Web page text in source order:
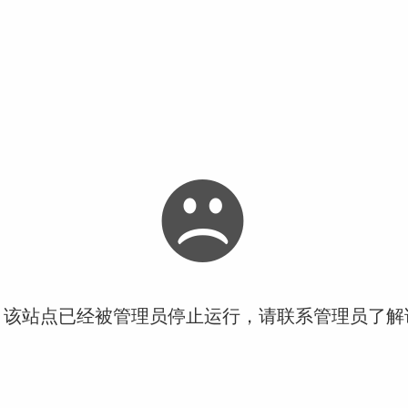
站点已经被管理员停止运行，请联系管理员了